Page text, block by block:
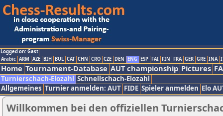
Logged on: Gast
Arabic ARM AZE BIH BUL CAT CHN CRO CZE DEN ENG ESP FAI FIN FRA GER GRE INA
Home Tournament-Database AUT championship Pictures
Turnierschach-Elozahl Schnellschach-Elozahl
Allgemeines Turnier anmelden: AUT FIDE Spieler anmelden Elo
Willkommen bei den offiziellen